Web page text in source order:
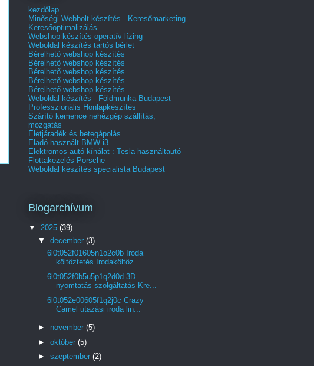
kezdőlap
Minőségi Webbolt készítés - Keresőmarketing -
Keresőoptimalizálás
Webshop készítés operatív lízing
Weboldal készítés tartós bérlet
Bérelhető webshop készítés
Bérelhető webshop készítés
Bérelhető webshop készítés
Bérelhető webshop készítés
Bérelhető webshop készítés
Weboldal készítés - Földmunka Budapest
Professzionális Honlapkészítés
Szárító kemence nehézgép szállítás,
mozgatás
Életjáradék és betegápolás
Eladó használt BMW i3
Elektromos autó kínálat : Tesla használtautó
Flottakezelés Porsche
Weboldal készítés specialista Budapest
Blogarchívum
▼ 2025 (39)
▼ december (3)
6l0t052f01605n1o2c0b Iroda
költöztetés Irodaköltöz...
6l0t052f0b5u5p1q2d0d 3D
nyomtatás szolgáltatás Kre...
6l0t052e00605f1q2j0c Crazy
Camel utazási iroda lin...
► november (5)
► október (5)
► szeptember (2)